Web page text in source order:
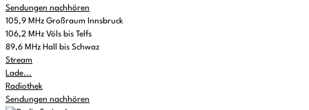
Sendungen nachhören
105,9 MHz Großraum Innsbruck
106,2 MHz Völs bis Telfs
89,6 MHz Hall bis Schwaz
Stream
Lade...
Radiothek
Sendungen nachhören